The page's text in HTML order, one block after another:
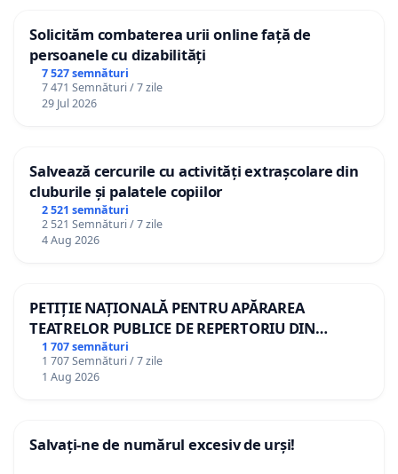
Solicităm combaterea urii online față de
persoanele cu dizabilități
7 527 semnături
7 471 Semnături / 7 zile
29 Jul 2026
Salvează cercurile cu activități extrașcolare din
cluburile și palatele copiilor
2 521 semnături
2 521 Semnături / 7 zile
4 Aug 2026
PETIȚIE NAȚIONALĂ PENTRU APĂRAREA
TEATRELOR PUBLICE DE REPERTORIU DIN
ROMÂNIA
1 707 semnături
1 707 Semnături / 7 zile
1 Aug 2026
Salvați-ne de numărul excesiv de urși!